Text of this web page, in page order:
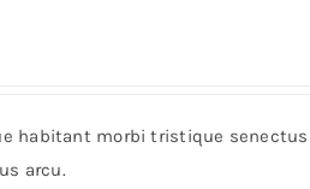
habitant morbi tristique
arcu.